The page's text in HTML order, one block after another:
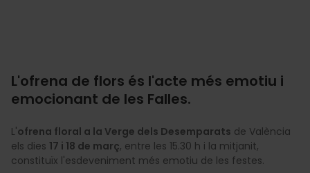
L'ofrena de flors és l'acte més emotiu i
emocionant de les Falles.
L'ofrena floral a la Verge dels Desemparats de València
els dies 17 i 18 de març, entre les 15.30 h i la mitjanit,
constituïx l'esdeveniment més emotiu de les festes.